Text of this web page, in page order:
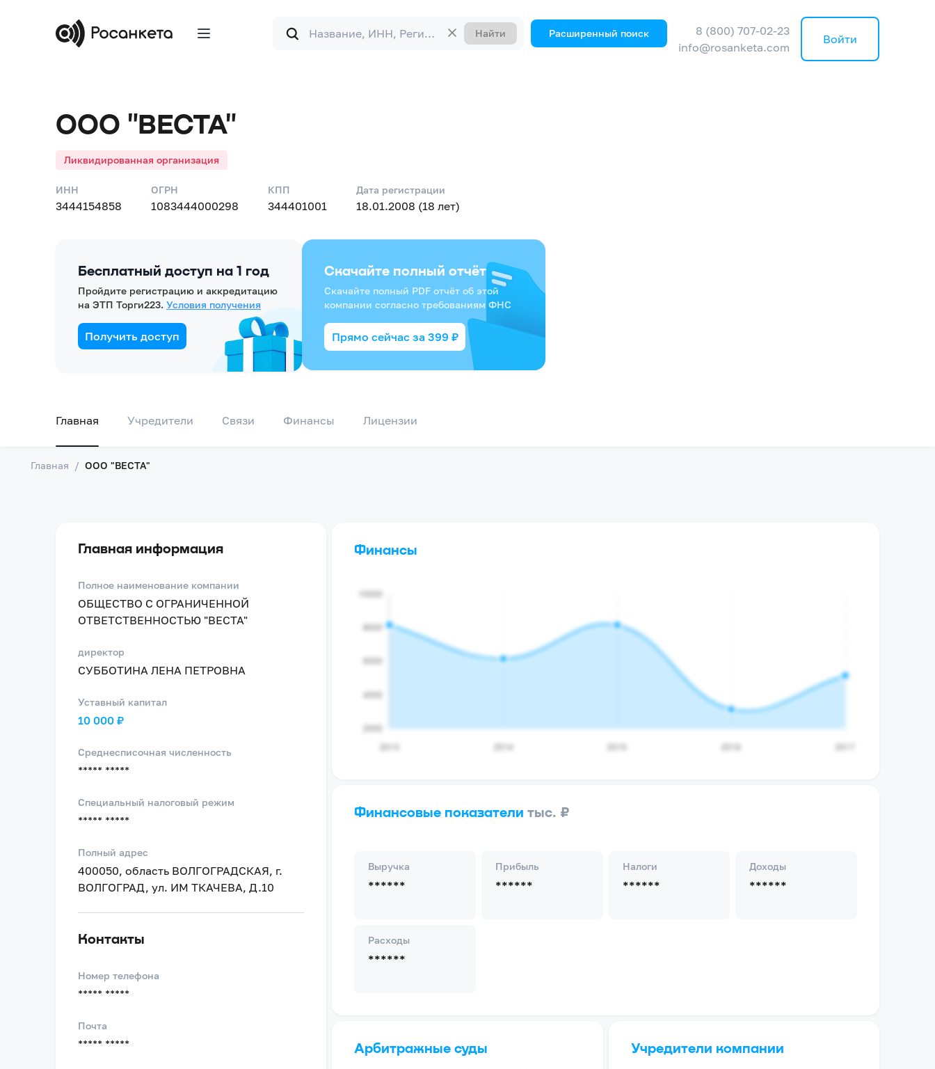
Форма
поиска
Найти Расширенный поиск
8 (800) 707-02-23
info@rosanketa.com
Войти
ООО "ВЕСТА"
Ликвидированная организация
ИНН
3444154858
ОГРН
1083444000298
КПП
344401001
Дата регистрации
18.01.2008 (18 лет)
Бесплатный доступ на 1 год
Пройдите регистрацию и аккредитацию
на ЭТП Торги223. Условия получения
Получить доступ
Скачайте полный отчёт
Скачайте полный PDF отчёт об этой
компании согласно требованиям ФНС
Прямо сейчас за 399 ₽
Главная Учредители Связи Финансы Лицензии
Главная / ООО "ВЕСТА"
Главная информация
Полное наименование компании
ОБЩЕСТВО С ОГРАНИЧЕННОЙ
ОТВЕТСТВЕННОСТЬЮ "ВЕСТА"
директор
СУББОТИНА ЛЕНА ПЕТРОВНА
Уставный капитал
10 000 ₽
Среднесписочная численность
***** *****
Специальный налоговый режим
***** *****
Полный адрес
400050, область ВОЛГОГРАДСКАЯ, г.
ВОЛГОГРАД, ул. ИМ ТКАЧЕВА, Д.10
Контакты
Номер телефона
***** *****
Почта
***** *****
Финансы
Финансовые показателитыс. ₽
Выручка
******
Прибыль
******
Налоги
******
Доходы
******
Расходы
******
Арбитражные суды Учредители компании